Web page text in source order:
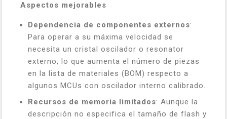
Aspectos mejorables
Dependencia de componentes externos:
Para operar a su máxima velocidad se
necesita un cristal oscilador o resonator
externo, lo que aumenta el número de piezas
en la lista de materiales (BOM) respecto a
algunos MCUs con oscilador interno calibrado.
Recursos de memoria limitados: Aunque la
descripción no especifica el tamaño de flash y